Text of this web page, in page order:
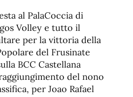
de
fuente
de
fuente.
al PalaCoccia di
Volley e tutto il
per la vittoria della
del Frusinate
BCC Castellana
del nono
per Joao Rafael